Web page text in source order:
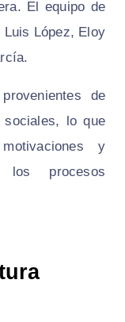
El equipo de
Luis López, Eloy
de
sociales, lo que
y
los procesos